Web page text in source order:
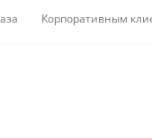
Корпоративным